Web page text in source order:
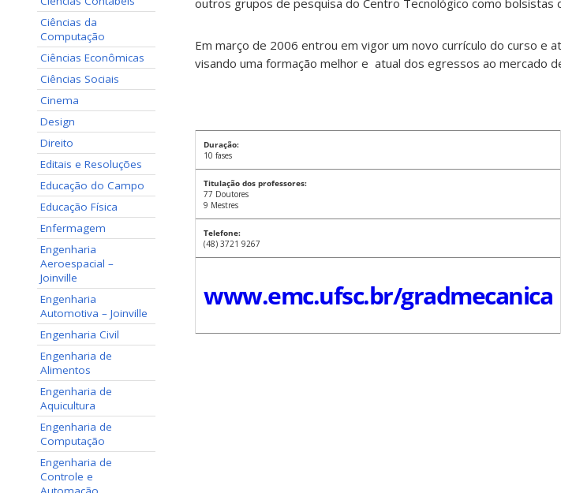
Ciências da
Computação
Ciências Econômicas
Ciências Sociais
Cinema
Design
Direito
Editais e Resoluções
Educação do Campo
Educação Física
Enfermagem
Engenharia
Aeroespacial –
Joinville
Engenharia
Automotiva – Joinville
Engenharia Civil
Engenharia de
Alimentos
Engenharia de
Aquicultura
Engenharia de
Computação
Engenharia de
Controle e
outros grupos de pesquisa do Centro Tecnológico como bolsistas
Em março de 2006 entrou em vigor um novo currículo do curso e
visando uma formação melhor e atual dos egressos ao mercado
Duração:
10 fases
Titulação dos professores:
77 Doutores
9 Mestres
Telefone:
(48) 3721 9267
www.emc.ufsc.br/gradmecanica